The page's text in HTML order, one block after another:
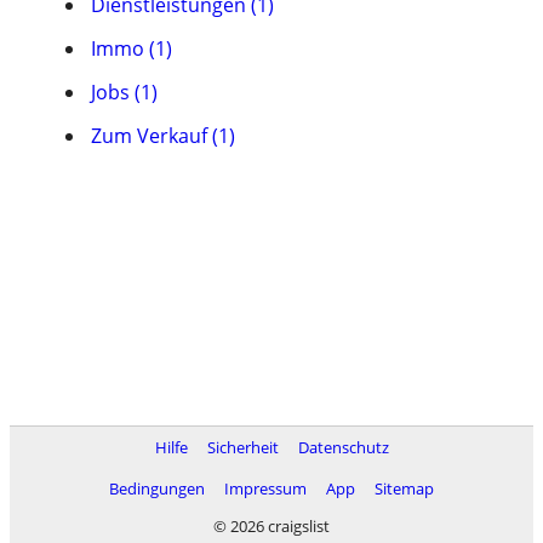
Immo (1)
Jobs (1)
Zum Verkauf (1)
Hilfe Sicherheit
Datenschutz
Bedingungen
Impressum App
Sitemap
© 2026 craigslist